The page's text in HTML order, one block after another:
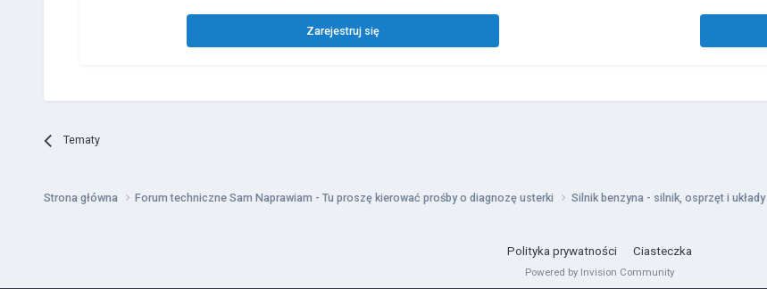
Zarejestruj się
Tematy
Strona główna Forum techniczne Sam Naprawiam - Tu proszę kierować prośby o diagnozę usterki Silnik benzyna - silnik, osprzęt i układy
Polityka prywatności Ciasteczka
Powered by Invision Community